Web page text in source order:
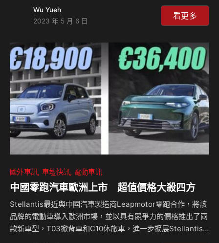
車推出了Track Package賽道套件，這將會讓車輛的操駕更符
合賽道所需，只不過要價1.5萬～2萬美金，折合台幣最高超過
Twitter上發布了一段短片，見到一輛Model S Plaid在賽道上
奔馳，並且時速來到時322公里大關，而在官方的線上商店當
中也增加了賽道套件選項，這個套間包含了鍛造輪圈、賽道用
的輪胎、…
Wu Yueh
2023 年 5 月 6 日
看更多
國外車訊 車壇快訊 電動車訊
中國零跑汽車歐洲上市 超值價格大殺四方
Stellantis最近與中國汽車製造商Leapmotor零跑合作，將該
品牌的電動車導入歐洲市場，並以具有競爭力的價格推出了兩
款新車型，T03掀背車和C10休旅車，進一步擴展Stellantis